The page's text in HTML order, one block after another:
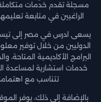
مسجلة تقدم خدمات
الراغبين في متابعة
يسعى ادرس في مصر إلى
الدوليين من خلال توفير
البرامج الأكاديمية المتاحة،
خدمات استشارية لمساعدة
تتناسب مع
بالإضافة إلى ذلك، يوفر